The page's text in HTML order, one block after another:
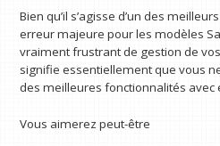
Bien qu’il s’agisse d’un des
erreur majeure pour les modèles
vraiment frustrant de gestion de
signifie essentiellement que vous
des meilleures fonctionnalités avec
Vous aimerez peut-être